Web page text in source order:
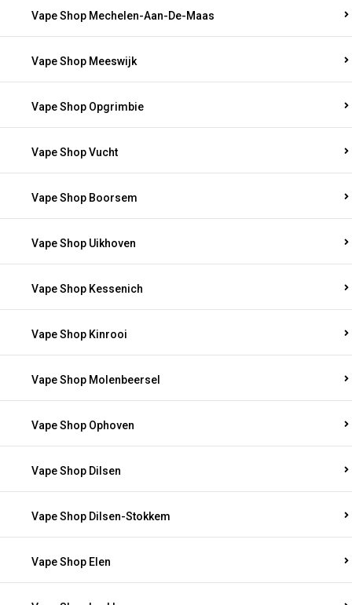
Vape Shop Mechelen-Aan-De-Maas
Vape Shop Meeswijk
Vape Shop Opgrimbie
Vape Shop Vucht
Vape Shop Boorsem
Vape Shop Uikhoven
Vape Shop Kessenich
Vape Shop Kinrooi
Vape Shop Molenbeersel
Vape Shop Ophoven
Vape Shop Dilsen
Vape Shop Dilsen-Stokkem
Vape Shop Elen